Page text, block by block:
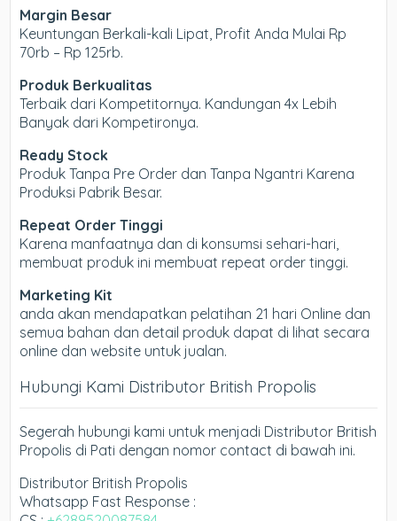
Margin Besar
Keuntungan Berkali-kali Lipat, Profit Anda Mulai Rp
70rb – Rp 125rb.
Produk Berkualitas
Terbaik dari Kompetitornya. Kandungan 4x Lebih
Banyak dari Kompetironya.
Ready Stock
Produk Tanpa Pre Order dan Tanpa Ngantri Karena
Produksi Pabrik Besar.
Repeat Order Tinggi
Karena manfaatnya dan di konsumsi sehari-hari,
membuat produk ini membuat repeat order tinggi.
Marketing Kit
anda akan mendapatkan pelatihan 21 hari Online dan
semua bahan dan detail produk dapat di lihat secara
online dan website untuk jualan.
Hubungi Kami Distributor British Propolis
Segerah hubungi kami untuk menjadi Distributor British
Propolis di Pati dengan nomor contact di bawah ini.
Distributor British Propolis
Whatsapp Fast Response :